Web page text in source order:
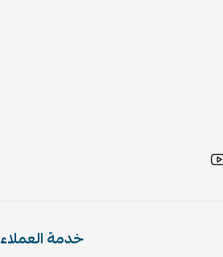
خدمة العملاء